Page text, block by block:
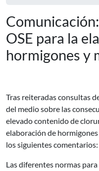
OSE para la
hormigones y
Tras reiteradas consultas
del medio sobre las
elevado contenido de
elaboración de
los siguientes comentarios:
Las diferentes normas